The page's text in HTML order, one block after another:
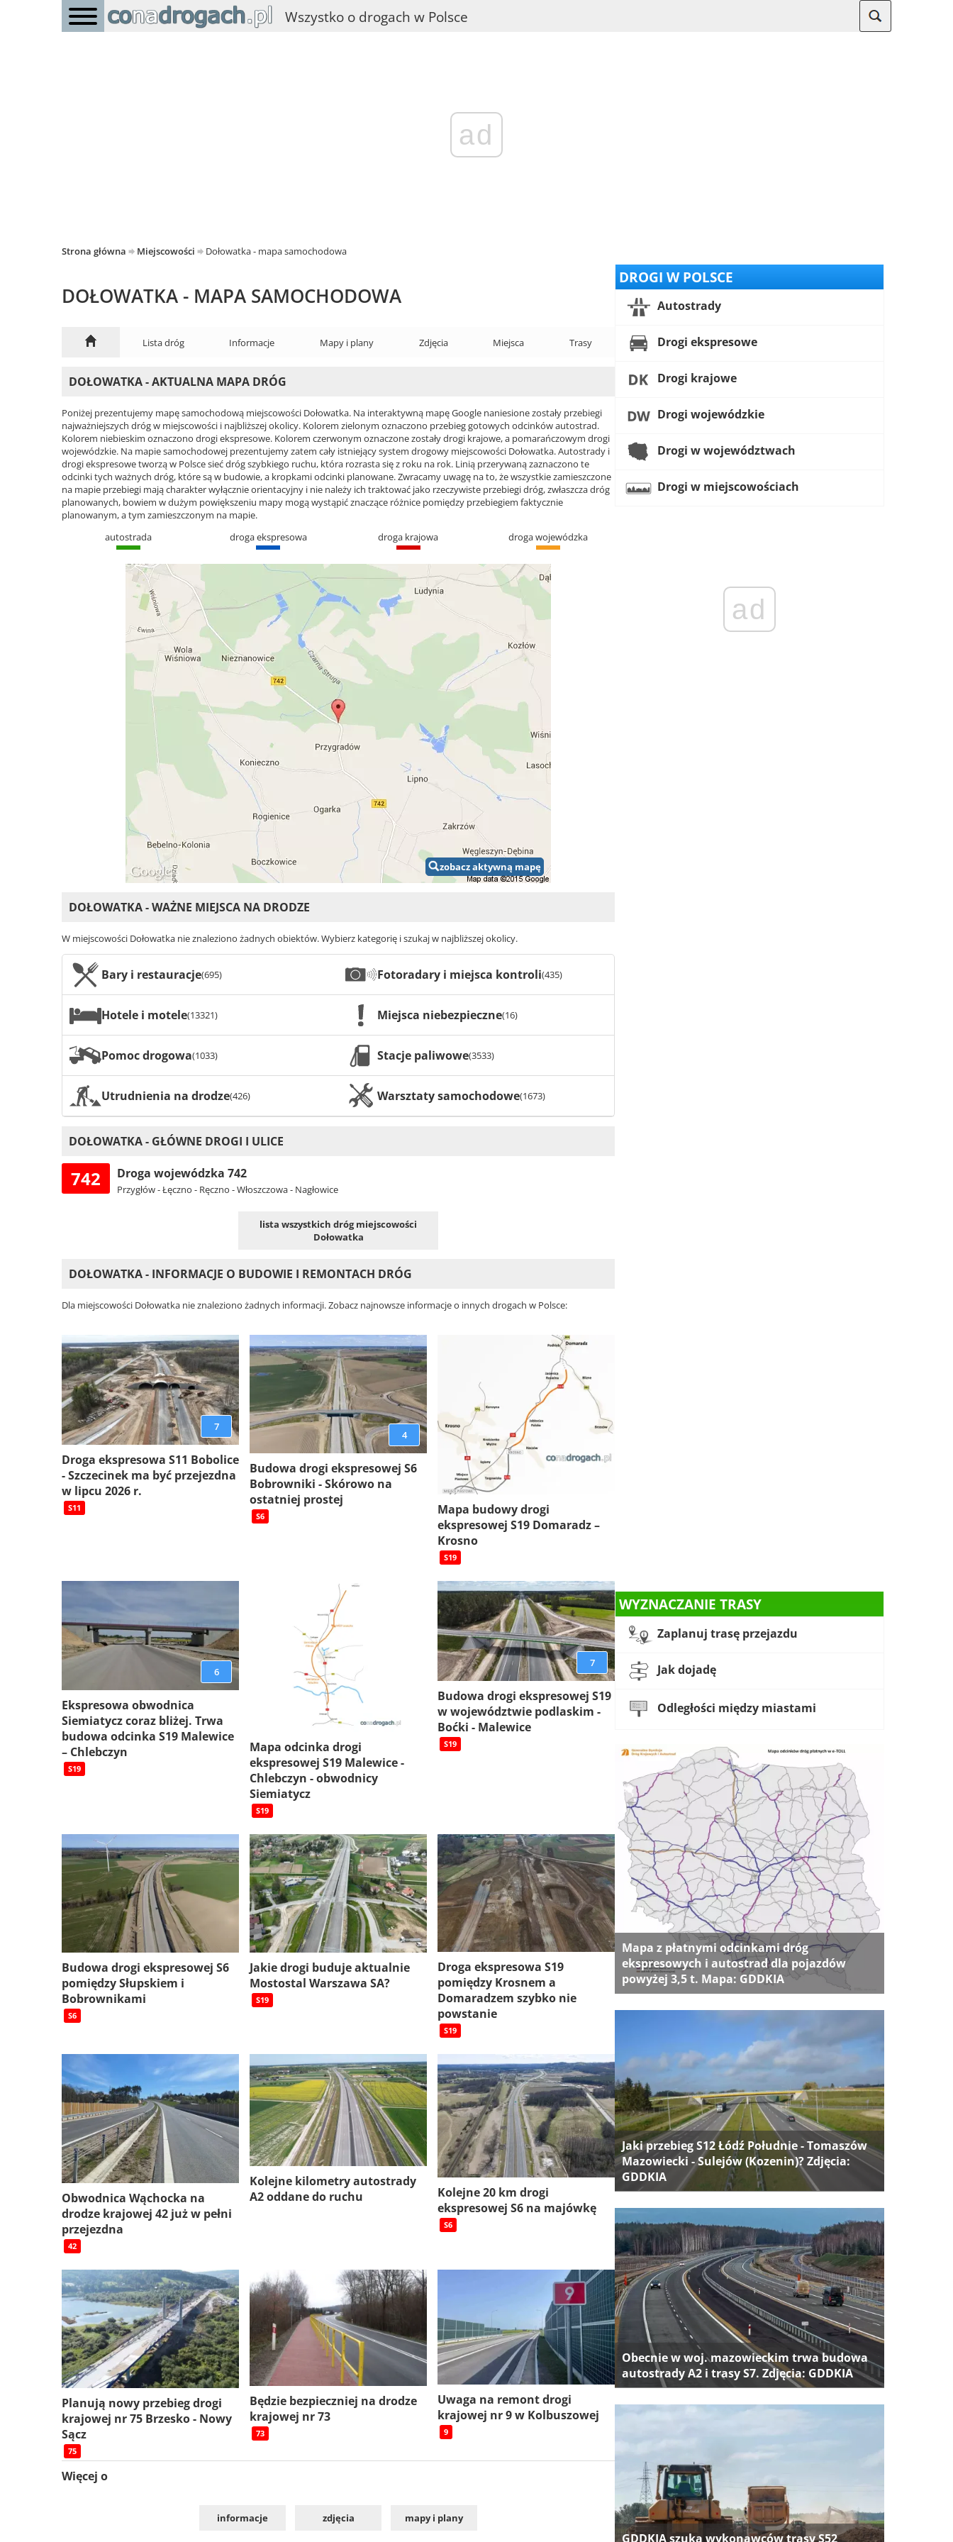
Wszystko o drogach w Polsce
ad
Strona główna Miejscowości Dołowatka - mapa samochodowa
DOŁOWATKA - MAPA SAMOCHODOWA
Lista dróg Informacje Mapy i plany Zdjęcia Miejsca Trasy
DOŁOWATKA - AKTUALNA MAPA DRÓG
Poniżej prezentujemy mapę samochodową miejscowości Dołowatka. Na interaktywną mapę Google naniesione zostały przebiegi
najważniejszych dróg w miejscowości i najbliższej okolicy. Kolorem zielonym oznaczono przebieg gotowych odcinków autostrad.
Kolorem niebieskim oznaczono drogi ekspresowe. Kolorem czerwonym oznaczone zostały drogi krajowe, a pomarańczowym drogi
wojewódzkie. Na mapie samochodowej prezentujemy zatem cały istniejący system drogowy miejscowości Dołowatka. Autostrady i
drogi ekspresowe tworzą w Polsce sieć dróg szybkiego ruchu, która rozrasta się z roku na rok. Linią przerywaną zaznaczono te
odcinki tych ważnych dróg, które są w budowie, a kropkami odcinki planowane. Zwracamy uwagę na to, że wszystkie zamieszczone
na mapie przebiegi mają charakter wyłącznie orientacyjny i nie należy ich traktować jako rzeczywiste przebiegi dróg, zwłaszcza dróg
planowanych, bowiem w dużym powiększeniu mapy mogą wystąpić znaczące różnice pomiędzy przebiegiem faktycznie
planowanym, a tym zamieszczonym na mapie.
autostrada
droga ekspresowa droga krajowa droga wojewódzka
zobacz aktywną mapę
DOŁOWATKA - WAŻNE MIEJSCA NA DRODZE
W miejscowości Dołowatka nie znaleziono żadnych obiektów. Wybierz kategorię i szukaj w najbliższej okolicy.
Bary i restauracje(695) Fotoradary i miejsca kontroli(435)
Hotele i motele(13321) Miejsca niebezpieczne(16)
Pomoc drogowa(1033) Stacje paliwowe(3533)
Utrudnienia na drodze(426) Warsztaty samochodowe(1673)
DOŁOWATKA - GŁÓWNE DROGI I ULICE
742 Droga wojewódzka 742
Przygłów - Łęczno - Ręczno - Włoszczowa - Nagłowice
lista wszystkich dróg miejscowości
Dołowatka
DOŁOWATKA - INFORMACJE O BUDOWIE I REMONTACH DRÓG
Dla miejscowości Dołowatka nie znaleziono żadnych informacji. Zobacz najnowsze informacje o innych drogach w Polsce:
7
Droga ekspresowa S11 Bobolice
- Szczecinek ma być przejezdna
w lipcu 2026 r.
S11
4
Budowa drogi ekspresowej S6
Bobrowniki - Skórowo na
ostatniej prostej
S6
Mapa budowy drogi
ekspresowej S19 Domaradz –
Krosno
S19
6
Ekspresowa obwodnica
Siemiatycz coraz bliżej. Trwa
budowa odcinka S19 Malewice
– Chlebczyn
S19
Mapa odcinka drogi
ekspresowej S19 Malewice -
Chlebczyn - obwodnicy
Siemiatycz
S19
7
Budowa drogi ekspresowej S19
w województwie podlaskim -
Boćki - Malewice
S19
Budowa drogi ekspresowej S6
pomiędzy Słupskiem i
Bobrownikami
S6
Jakie drogi buduje aktualnie
Mostostal Warszawa SA?
S19
Droga ekspresowa S19
pomiędzy Krosnem a
Domaradzem szybko nie
powstanie
S19
Obwodnica Wąchocka na
drodze krajowej 42 już w pełni
przejezdna
42
Kolejne kilometry autostrady
A2 oddane do ruchu
Kolejne 20 km drogi
ekspresowej S6 na majówkę
S6
Planują nowy przebieg drogi
krajowej nr 75 Brzesko - Nowy
Sącz
75
Będzie bezpieczniej na drodze
krajowej nr 73
73
Uwaga na remont drogi
krajowej nr 9 w Kolbuszowej
9
Więcej o
informacje zdjęcia mapy i plany
DROGI W POLSCE
Autostrady
Drogi ekspresowe
Drogi krajowe
Drogi wojewódzkie
Drogi w województwach
Drogi w miejscowościach
ad
WYZNACZANIE TRASY
Zaplanuj trasę przejazdu
Jak dojadę
Odległości między miastami
Mapa z płatnymi odcinkami dróg
ekspresowych i autostrad dla pojazdów
powyżej 3,5 t. Mapa: GDDKIA
Jaki przebieg S12 Łódź Południe - Tomaszów
Mazowiecki - Sulejów (Kozenin)? Zdjęcia:
GDDKIA
Obecnie w woj. mazowieckim trwa budowa
autostrady A2 i trasy S7. Zdjęcia: GDDKIA
GDDKIA szuka wykonawców trasy S52